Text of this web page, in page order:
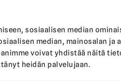
sosiaalisen median
median, mainosalan ja
voivat yhdistää näitä
heidän palvelujaan.
palvelun luotettavuuteen.
ja sovituista asioista
ovat tärkeä osa Rakas Kodin